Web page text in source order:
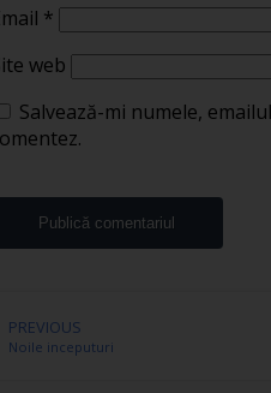
*
web
Salvează-mi numele,
PREVIOUS
Noile inceputuri